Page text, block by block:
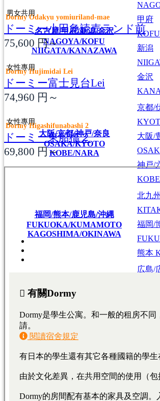
名古屋/甲府/新潟/金沢
NAGOYA/KOFU
NIIGATA/KANAZAWA
甲府
KOFU
新潟
金沢
大阪/京都/神戸/奈良
OSAKA/KYOTO
KOBE/NARA
京都/
大阪/
神戸/
福岡/熊本/鹿児島/沖縄
FUKUOKA/KUMAMOTO
KAGOSHIMA/OKINAWA
北九
福岡/
熊本
HIROSHIMA
広島/
大學・短期大學
東京料理大学（神楽板キャンパス）
東京/神奈川/埼玉
東京料理大学（神楽板キャンパス）
東京/神奈川/埼玉
東京料理大学（神楽板キャンパス）
東京/神奈川/埼玉
男女共用
Dormy Odakyu yomiuriland-mae
ドーミー小田急読売ランド前
75,600 円～
女性專用
Dormy Hujimidai Lei
ドーミー富士見台Lei
74,960 円～
女性專用
Dormy Higashifunabashi 2
ドーミー東船橋２
69,800 円～